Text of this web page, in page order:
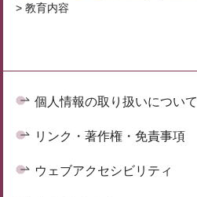
> 教育内容
個人情報の取り扱いについて
リンク・著作権・免責事項
ウェブアクセシビリティ